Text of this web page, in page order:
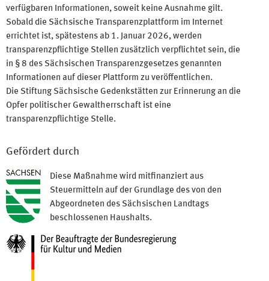
verfügbaren Informationen, soweit keine Ausnahme gilt.
Sobald die Sächsische Transparenzplattform im Internet
errichtet ist, spätestens ab 1. Januar 2026, werden
transparenzpflichtige Stellen zusätzlich verpflichtet sein, die
in § 8 des Sächsischen Transparenzgesetzes genannten
Informationen auf dieser Plattform zu veröffentlichen.
Die Stiftung Sächsische Gedenkstätten zur Erinnerung an die
Opfer politischer Gewaltherrschaft ist eine
transparenzpflichtige Stelle.
Gefördert durch
Diese Maßnahme wird mitfinanziert aus
Steuermitteln auf der Grundlage des von den
Abgeordneten des Sächsischen Landtags
beschlossenen Haushalts.